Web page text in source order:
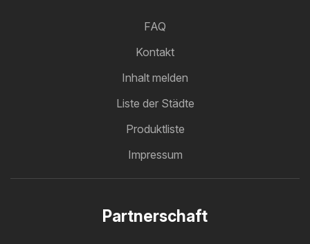
FAQ
Kontakt
Inhalt melden
Liste der Städte
Produktliste
Impressum
Partnerschaft